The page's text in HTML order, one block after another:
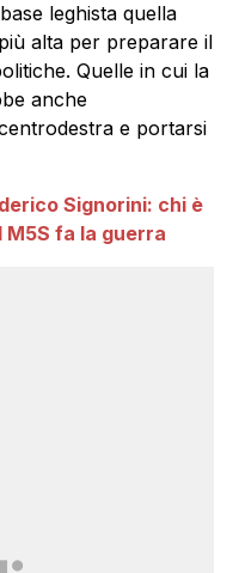
leghista quella
alta per preparare il
Quelle in cui la
anche
e portarsi
Signorini: chi è
M5S fa la guerra